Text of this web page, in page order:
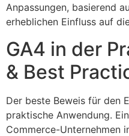
Anpassungen, basierend
erheblichen Einfluss auf
GA4 in der
& Best
Der beste Beweis für den
praktische Anwendung.
Commerce-Unternehmen